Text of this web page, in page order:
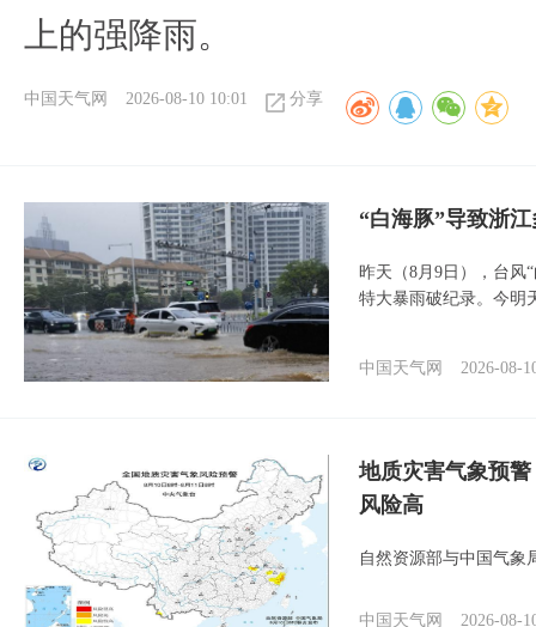
上的强降雨。
中国天气网 2026-08-10 10:01 分享
“白海豚”导致浙
昨天（8月9日），台风
特大暴雨破纪录。今明
中国天气网 2026-08-
地质灾害气象预
风险高
自然资源部与中国气象
中国天气网 2026-08-